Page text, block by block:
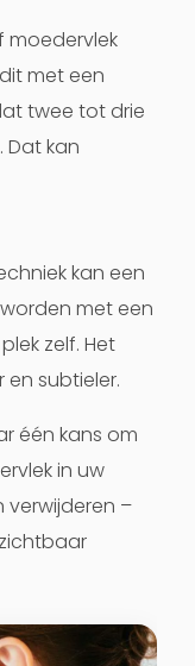
moedervlek
met een
twee tot drie
Dat kan
kan een
met een
zelf. Het
subtieler.
één kans om
in uw
verwijderen –